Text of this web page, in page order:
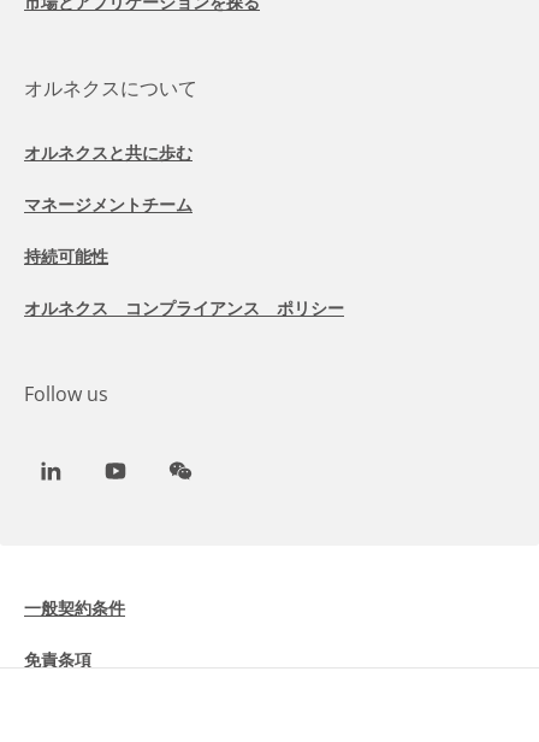
オルネクスについて
オルネクスと共に歩む
マネージメントチーム
持続可能性
オルネクス コンプライアンス ポリシー
Follow us
LinkedInYoutubeWeChat
一般契約条件
免責条項